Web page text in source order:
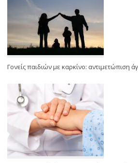
Γονείς παιδιών με καρκίνο: αντιμετώπιση